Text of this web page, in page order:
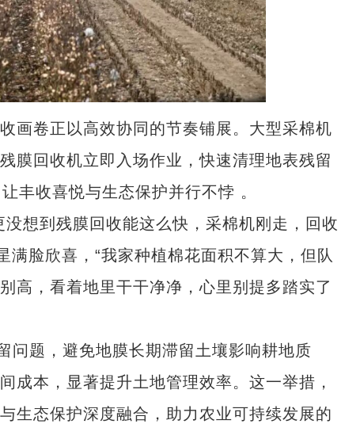
卷正以高效协同的节奏铺展。大型采棉机
膜回收机立即入场作业，快速清理地表残留
丰收喜悦与生态保护并行不悖 。
想到残膜回收能这么快，采棉机刚走，回收
脸欣喜，“我家种植棉花面积不算大，但队
高，看着地里干干净净，心里别提多踏实了
题，避免地膜长期滞留土壤影响耕地质
成本，显著提升土地管理效率。这一举措，
生态保护深度融合，助力农业可持续发展的